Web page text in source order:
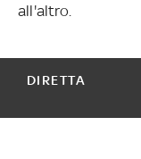
all'altro.
DIRETTA